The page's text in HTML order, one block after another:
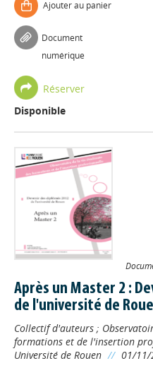
Ajouter au panier
Document
numérique
Réserver
Disponible
Après un Master 2 :
de l'université de
Collectif d'auteurs ;
formations et de l'insertion
Université de Rouen // 01/11/